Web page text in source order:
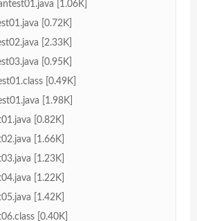
[1.06K]
[0.72K]
[2.33K]
[0.95K]
[0.49K]
[1.98K]
[0.82K]
[1.66K]
[1.23K]
[1.22K]
[1.42K]
[0.40K]